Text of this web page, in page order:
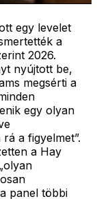
egy levelet
a
2026.
nyújtott be,
megsérti a
egy olyan
a figyelmet”.
a Hay
panel többi